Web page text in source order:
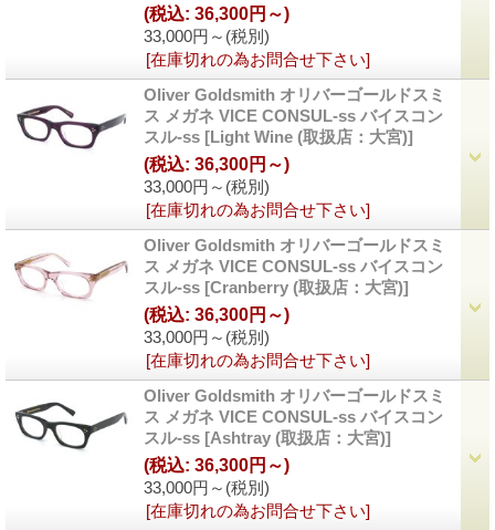
33,000円～ (税別)
(税込: 36,300円～)
[在庫切れの為お問合せ下さい]
Oliver Goldsmith オリバーゴールドスミ
ス メガネ VICE CONSUL-ss バイスコン
スル-ss [Light Wine (取扱店：大宮)]
33,000円～ (税別)
(税込: 36,300円～)
[在庫切れの為お問合せ下さい]
Oliver Goldsmith オリバーゴールドスミ
ス メガネ VICE CONSUL-ss バイスコン
スル-ss [Cranberry (取扱店：大宮)]
33,000円～ (税別)
(税込: 36,300円～)
[在庫切れの為お問合せ下さい]
Oliver Goldsmith オリバーゴールドスミ
ス メガネ VICE CONSUL-ss バイスコン
スル-ss [Ashtray (取扱店：大宮)]
33,000円～ (税別)
(税込: 36,300円～)
[在庫切れの為お問合せ下さい]